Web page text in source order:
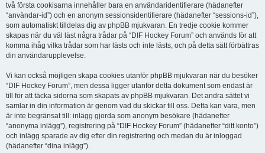
två första cookisarna innehåller bara en användaridentifierare (hädanefter
“användar-id”) och en anonym sessionsidentifierare (hädanefter “sessions-id”),
som automatiskt tilldelas dig av phpBB mjukvaran. En tredje cookie kommer
skapas när du väl läst några trådar på “DIF Hockey Forum” och används för att
komma ihåg vilka trådar som har lästs och inte lästs, och på detta sätt förbättras
din användarupplevelse.
Vi kan också möjligen skapa cookies utanför phpBB mjukvaran när du besöker
“DIF Hockey Forum”, men dessa ligger utanför detta dokument som endast är
till för att täcka sidorna som skapats av phpBB mjukvaran. Det andra sättet vi
samlar in din information är genom vad du skickar till oss. Detta kan vara, men
är inte begränsat till: inlägg gjorda som anonym besökare (hädanefter
“anonyma inlägg”), registrering på “DIF Hockey Forum” (hädanefter “ditt konto”)
och inlägg sparade av dig efter din registrering och medan du är inloggad
(hädanefter “dina inlägg”).